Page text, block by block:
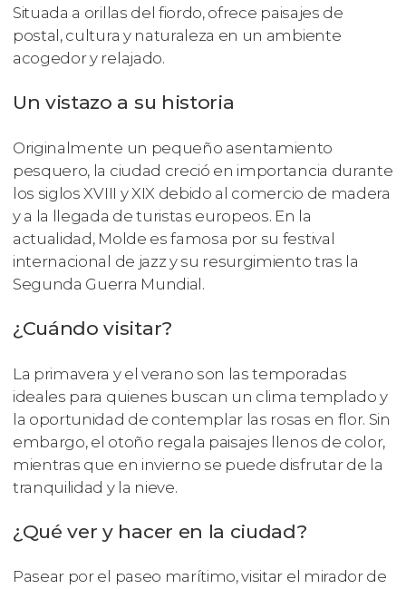
Situada a orillas del fiordo, ofrece paisajes de
postal, cultura y naturaleza en un ambiente
acogedor y relajado.
Un vistazo a su historia
Originalmente un pequeño asentamiento
pesquero, la ciudad creció en importancia durante
los siglos XVIII y XIX debido al comercio de madera
y a la llegada de turistas europeos. En la
actualidad, Molde es famosa por su festival
internacional de jazz y su resurgimiento tras la
Segunda Guerra Mundial.
¿Cuándo visitar?
La primavera y el verano son las temporadas
ideales para quienes buscan un clima templado y
la oportunidad de contemplar las rosas en flor. Sin
embargo, el otoño regala paisajes llenos de color,
mientras que en invierno se puede disfrutar de la
tranquilidad y la nieve.
¿Qué ver y hacer en la ciudad?
Pasear por el paseo marítimo, visitar el mirador de